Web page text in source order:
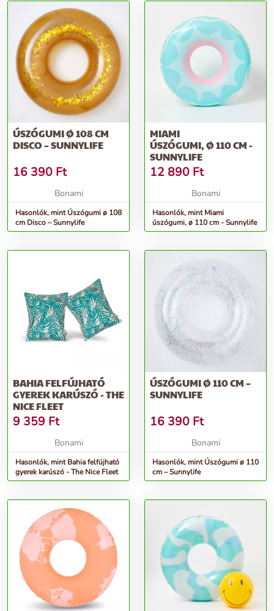
ÚSZÓGUMI Ø 108 CM
DISCO – SUNNYLIFE
16 390 Ft
Bonami
Hasonlók, mint Úszógumi ø 108
cm Disco – Sunnylife
MIAMI
ÚSZÓGUMI, Ø 110 CM -
SUNNYLIFE
12 890 Ft
Bonami
Hasonlók, mint Miami
úszógumi, ø 110 cm - Sunnylife
BAHIA FELFÚJHATÓ
GYEREK KARÚSZÓ - THE
NICE FLEET
9 359 Ft
Bonami
Hasonlók, mint Bahia felfújható
gyerek karúszó - The Nice Fleet
ÚSZÓGUMI Ø 110 CM –
SUNNYLIFE
16 390 Ft
Bonami
Hasonlók, mint Úszógumi ø 110
cm – Sunnylife